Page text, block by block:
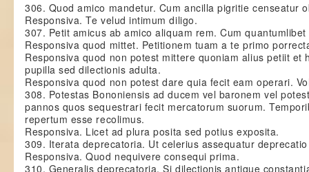
306. Quod amico mandetur. Cum ancilla pigritie censeatur
Responsiva. Te velud intimum diligo.
307. Petit amicus ab amico aliquam rem. Cum
Responsiva quod mittet. Petitionem tuam a te primo
Responsiva quod non potest mittere quoniam alius petiit et
pupilla sed dilectionis adulta.
Responsiva quod non potest dare quia fecit eam operari.
308. Potestas Bononiensis ad ducem vel baronem vel
pannos quos sequestrari fecit mercatorum suorum.
repertum esse recolimus.
Responsiva. Licet ad plura posita sed potius exposita.
309. Iterata deprecatoria. Ut celerius assequatur
Responsiva. Quod nequivere consequi prima.
310. Generalis deprecatoria. Si dilectionis antique